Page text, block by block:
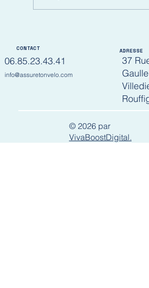
© 2026 par
VivaBoostDigital.
ADRESSE
37
CONTACT
06.85.23.43.41
info@assuretonvelo.com